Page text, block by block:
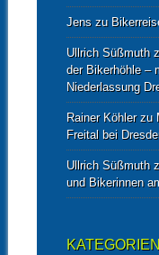
Jenszu
Ullrich Süßmuth
der Bikerhöhle –
Niederlassung
Rainer Köhlerzu
Freital bei
Ullrich Süßmuth
und Bikerinnen